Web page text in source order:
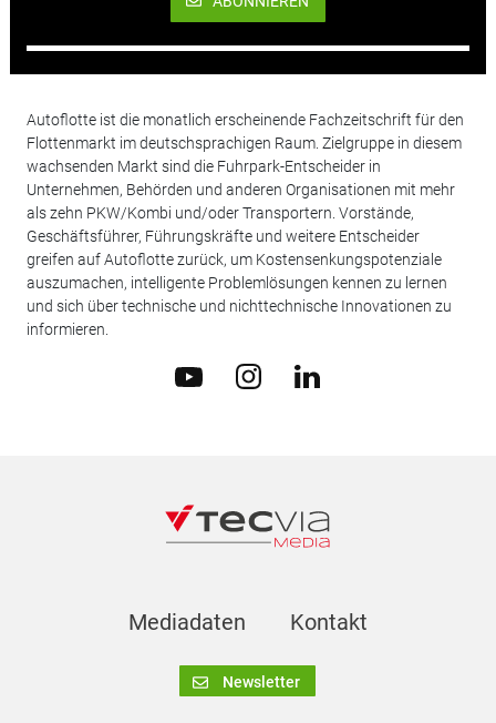
Autoflotte ist die monatlich erscheinende Fachzeitschrift für den
Flottenmarkt im deutschsprachigen Raum. Zielgruppe in diesem
wachsenden Markt sind die Fuhrpark-Entscheider in
Unternehmen, Behörden und anderen Organisationen mit mehr
als zehn PKW/Kombi und/oder Transportern. Vorstände,
Geschäftsführer, Führungskräfte und weitere Entscheider
greifen auf Autoflotte zurück, um Kostensenkungspotenziale
auszumachen, intelligente Problemlösungen kennen zu lernen
und sich über technische und nichttechnische Innovationen zu
informieren.
Mediadaten Kontakt
Newsletter